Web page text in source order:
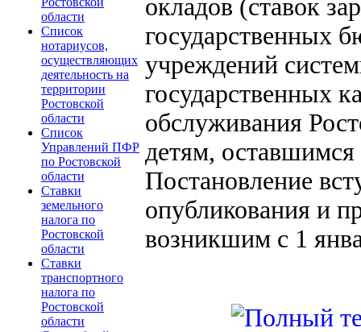
области
Список
нотариусов,
осуществляющих
деятельность на
территории
Ростовской
области
Список
Управлений ПФР
по Ростовской
области
Ставки
земельного
налога по
Ростовской
области
Ставки
транспортного
налога по
Ростовской
области
окладов (ставок
государственных
учреждений
государственных
обслуживания
детям, оставшимся
Постановление
опубликования и
возникшим с 1